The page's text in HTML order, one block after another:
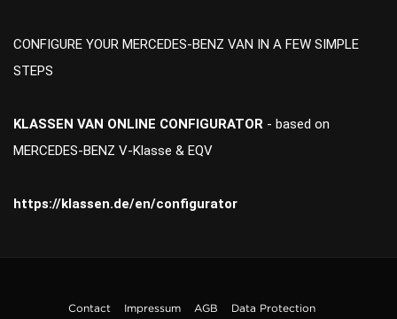
CONFIGURE YOUR MERCEDES-BENZ VAN IN A FEW SIMPLE
STEPS
KLASSEN VAN ONLINE CONFIGURATOR - based on
MERCEDES-BENZ V-Klasse & EQV
https://klassen.de/en/configurator
Contact Impressum AGB Data Protection